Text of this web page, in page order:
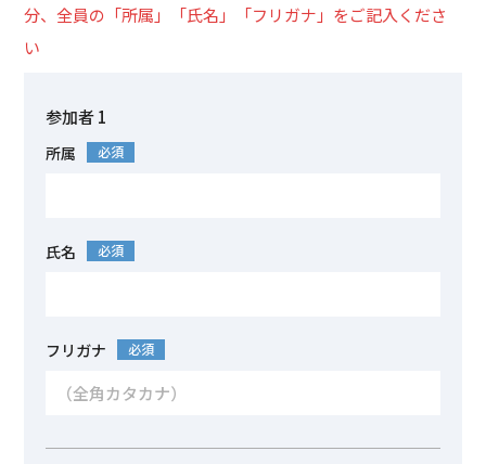
分、全員の「所属」「氏名」「フリガナ」をご記入くださ
い
参加者 1
所属 必須
氏名 必須
フリガナ 必須